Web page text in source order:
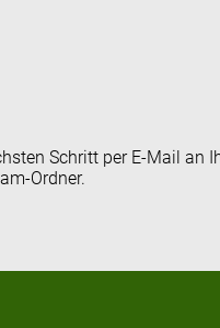
Schritt per E-Mail an
Ordner.